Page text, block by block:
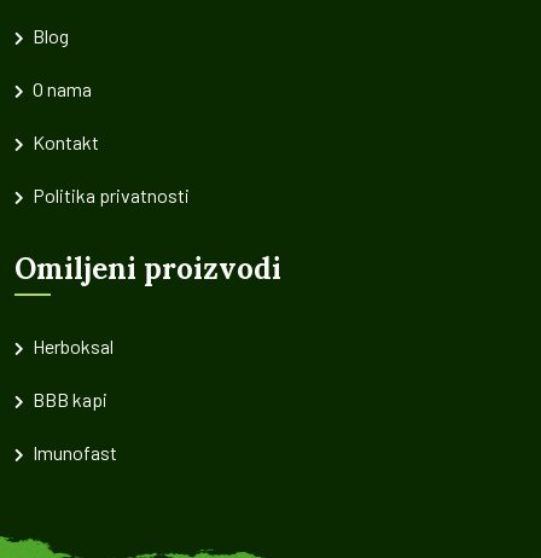
Blog
O nama
Kontakt
Politika privatnosti
Omiljeni proizvodi
Herboksal
BBB kapi
Imunofast